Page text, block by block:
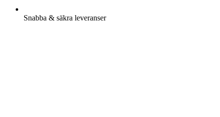
Snabba & säkra leveranser